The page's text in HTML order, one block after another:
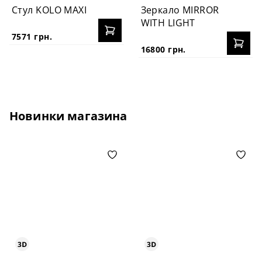
Стул KOLO MAXI
7571 грн.
Зеркало MIRROR
WITH LIGHT
16800 грн.
Новинки магазина